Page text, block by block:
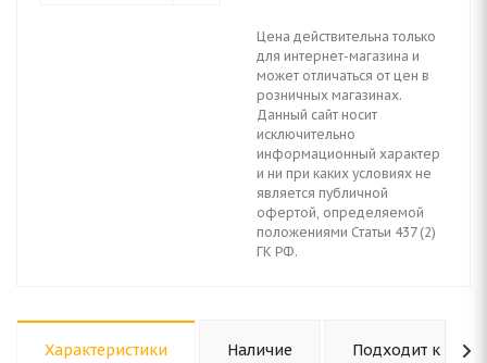
Цена действительна только
для интернет-магазина и
может отличаться от цен в
розничных магазинах.
Данный сайт носит
исключительно
информационный характер
и ни при каких условиях не
является публичной
офертой, определяемой
положениями Статьи 437 (2)
ГК РФ.
Характеристики Наличие Подходит к авто